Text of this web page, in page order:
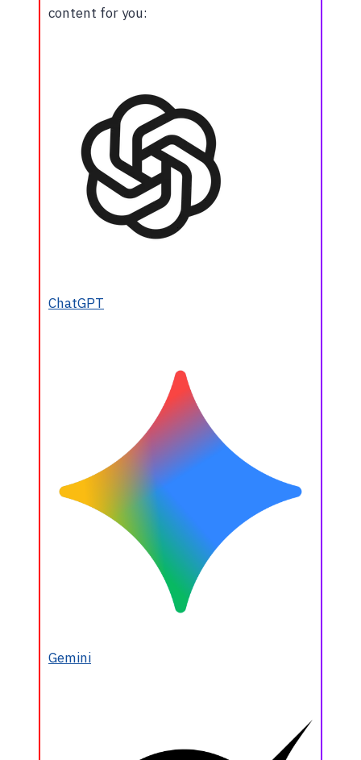
content for you:
ChatGPT
Gemini